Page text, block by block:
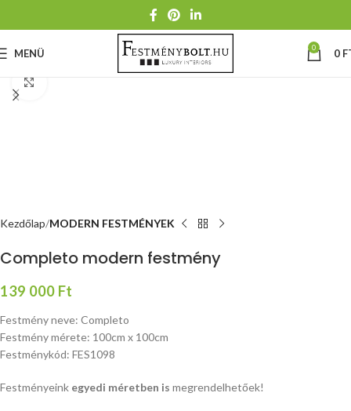
MENÜ 0 0
Kezdőlap MODERN FESTMÉNYEK
Completo modern festmény
139 000 Ft
Festmény neve: Completo
Festmény mérete: 100cm x 100cm
Festménykód: FES1098
Festményeink egyedi méretben is megrendelhetőek!